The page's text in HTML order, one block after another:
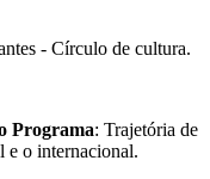
- Círculo de cultura.
Programa: Trajetória de
e o internacional.